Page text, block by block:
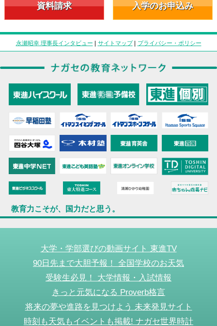
資料請求 入学のお申込み
永瀬昭幸 理事長インタビュー | サイトマップ| プライバシー・ポリシー
教育力こそが、国力だと思う。
大学・学部選びの動画サイト 東進TV
90日先まで大胆予報！ 全国学校のお天気
受験生必見！ 大学情報・入試情報
きっと元気になる Proverb格言
将来の夢や進路を見つけよう 未来発見サイト
時刻も天気もイベントも掲載! ナガセ世界時計